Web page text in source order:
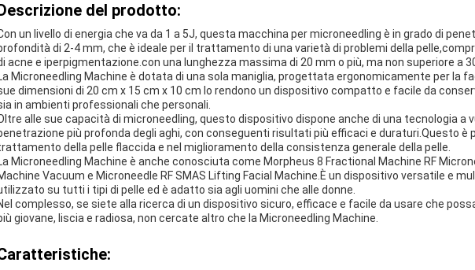
del prodotto:
un livello di energia che va da 1 a 5J, questa macchina per microneedling è in grado di
di 2-4 mm, che è ideale per il trattamento di una varietà di problemi della
acne e iperpigmentazione.con una lunghezza massima di 20 mm o più, ma non superiore a
Microneedling Machine è dotata di una sola maniglia, progettata ergonomicamente per la
dimensioni di 20 cm x 15 cm x 10 cm lo rendono un dispositivo compatto e facile da
in ambienti professionali che personali.
alle sue capacità di microneedling, questo dispositivo dispone anche di una tecnologia a
più profonda degli aghi, con conseguenti risultati più efficaci e duraturi.Questo è
della pelle flaccida e nel miglioramento della consistenza generale della pelle.
Microneedling Machine è anche conosciuta come Morpheus 8 Fractional Machine RF
Vacuum e Microneedle RF SMAS Lifting Facial Machine.È un dispositivo versatile e
su tutti i tipi di pelle ed è adatto sia agli uomini che alle donne.
complesso, se siete alla ricerca di un dispositivo sicuro, efficace e facile da usare che
giovane, liscia e radiosa, non cercate altro che la Microneedling Machine.